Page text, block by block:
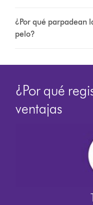
¿Por qué parpadean
pelo?
¿Por qué
ventajas